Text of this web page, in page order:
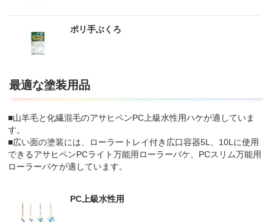
ポリ手ぶくろ
最適な塗装用品
■山羊毛と化繊混毛のアサヒペンPC上級水性用ハケが適していま
す。
■広い面の塗装には、ローラートレイ付き広口容器5L、10Lに使用
できるアサヒペンPCライト万能用ローラーバケ、PCスリム万能用
ローラーバケが適しています。
PC上級水性用